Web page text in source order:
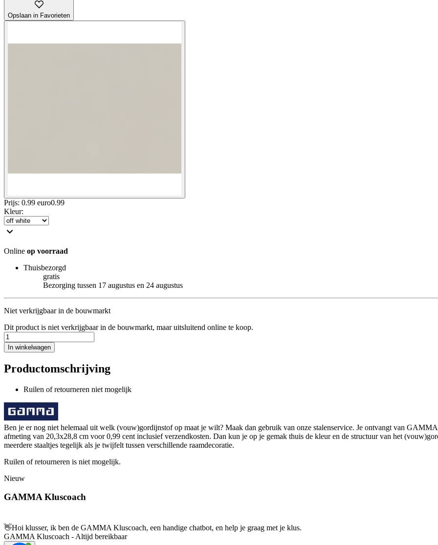
Opslaan in Favorieten
Prijs: 0.99 euro0.99
Kleur:
Online op voorraad
Thuisbezorgd
gratis
Bezorging tussen 17 augustus en 24 augustus
Niet verkrijgbaar in de bouwmarkt
Dit product is niet verkrijgbaar in de bouwmarkt, maar uitsluitend online te koop.
In winkelwagen
Productomschrijving
Ruilen of retourneren niet mogelijk
Ben je er nog niet helemaal uit welk (vouw)gordijnstof op maat je wilt? Maak dan gebruik van onze stalenservice. Je ontvangt van
afmeting van 20,3x28,8 cm voor 0,99 cent inclusief verzendkosten. Dan kun je op je gemak thuis de kleur en de structuur van het
meerdere staaltjes tegelijk als je twijfelt tussen verschillende raamdecoratie.
Ruilen of retourneren is niet mogelijk.
Nieuw
GAMMA Kluscoach
👋Hoi klusser, ik ben de GAMMA Kluscoach, een handige chatbot, en help je graag met je klus.
GAMMA Kluscoach - Altijd bereikbaar